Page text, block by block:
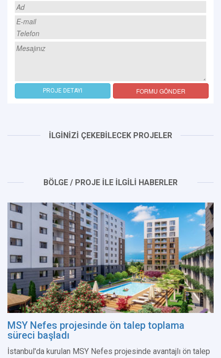
PROJE DETAYI FORMU GÖNDER
İLGİNİZİ ÇEKEBİLECEK PROJELER
BÖLGE / PROJE İLE İLGİLİ HABERLER
MSY Nefes projesinde ön talep toplama
süreci başladı
İstanbul'da kurulan MSY Nefes projesinde avantajlı ön talep